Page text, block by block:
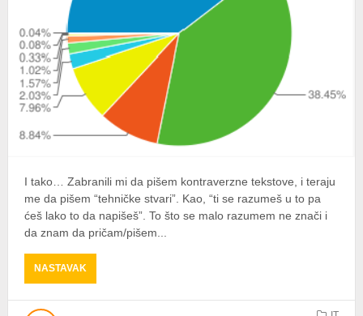
I tako… Zabranili mi da pišem kontraverzne tekstove, i teraju
me da pišem “tehničke stvari”. Kao, “ti se razumeš u to pa
ćeš lako to da napišeš”. To što se malo razumem ne znači i
da znam da pričam/pišem...
NASTAVAKABOUT
MUDRO
ODABERITE